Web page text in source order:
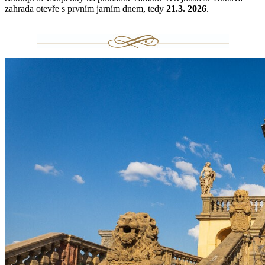
zahrada otevře s prvním jarním dnem, tedy 21.3. 2026.